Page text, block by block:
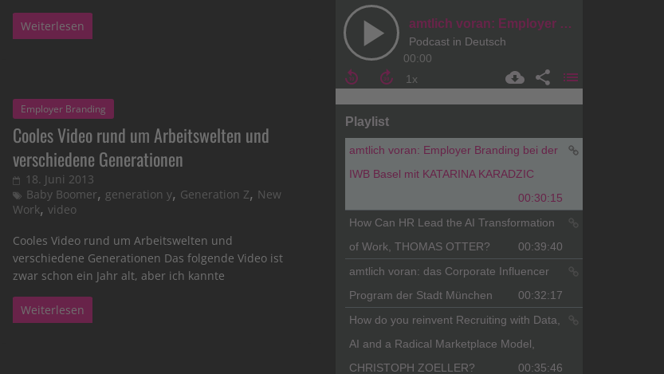
Weiterlesen
Employer Branding
Cooles Video rund um Arbeitswelten und
verschiedene Generationen
18. Juni 2013
Baby Boomer, generation y, Generation Z, New
Work,video
Cooles Video rund um Arbeitswelten und
verschiedene Generationen Das folgende Video ist
zwar schon ein Jahr alt, aber ich kannte
Weiterlesen